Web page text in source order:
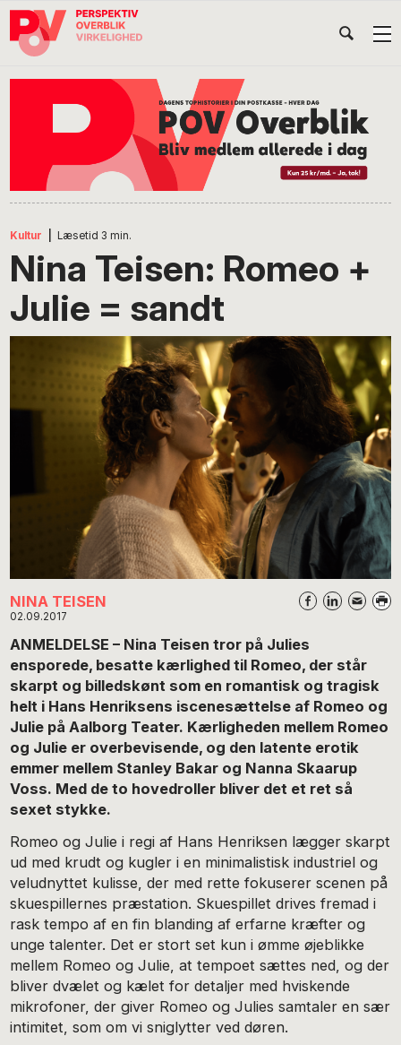
Gå
direkte
Skip
indhold
Gå
direkte
Kultur Læsetid 3 min.
Nina Teisen: Romeo +
Julie = sandt
NINA TEISEN
02.09.2017
ANMELDELSE – Nina Teisen tror på Julies
ensporede, besatte kærlighed til Romeo, der står
skarpt og billedskønt som en romantisk og tragisk
helt i Hans Henriksens iscenesættelse af Romeo og
Julie på Aalborg Teater. Kærligheden mellem Romeo
og Julie er overbevisende, og den latente erotik
emmer mellem Stanley Bakar og Nanna Skaarup
Voss. Med de to hovedroller bliver det et ret så
sexet stykke.
Romeo og Julie i regi af Hans Henriksen lægger skarpt
ud med krudt og kugler i en minimalistisk industriel og
veludnyttet kulisse, der med rette fokuserer scenen på
skuespillernes præstation. Skuespillet drives fremad i
rask tempo af en fin blanding af erfarne kræfter og
unge talenter. Det er stort set kun i ømme øjeblikke
mellem Romeo og Julie, at tempoet sættes ned, og der
bliver dvælet og kælet for detaljer med hviskende
mikrofoner, der giver Romeo og Julies samtaler en sær
intimitet, som om vi sniglytter ved døren.